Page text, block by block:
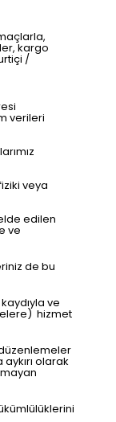
kargo
/
verileri
veya
edilen
ve
de bu
ve
hizmet
olarak